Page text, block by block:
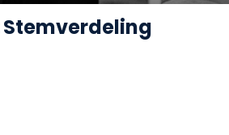
Stemverdeling